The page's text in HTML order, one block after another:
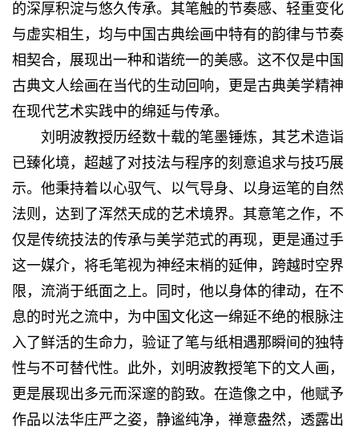
的深厚积淀与悠久传承。其笔触的节奏感、轻重变化
与虚实相生，均与中国古典绘画中特有的韵律与节奏
相契合，展现出一种和谐统一的美感。这不仅是中国
古典文人绘画在当代的生动回响，更是古典美学精神
在现代艺术实践中的绵延与传承。
刘明波教授历经数十载的笔墨锤炼，其艺术造诣
已臻化境，超越了对技法与程序的刻意追求与技巧展
示。他秉持着以心驭气、以气导身、以身运笔的自然
法则，达到了浑然天成的艺术境界。其意笔之作，不
仅是传统技法的传承与美学范式的再现，更是通过手
这一媒介，将毛笔视为神经末梢的延伸，跨越时空界
限，流淌于纸面之上。同时，他以身体的律动，在不
息的时光之流中，为中国文化这一绵延不绝的根脉注
入了鲜活的生命力，验证了笔与纸相遇那瞬间的独特
性与不可替代性。此外，刘明波教授笔下的文人画，
更是展现出多元而深邃的韵致。在造像之中，他赋予
作品以法华庄严之姿，静谧纯净，禅意盎然，透露出